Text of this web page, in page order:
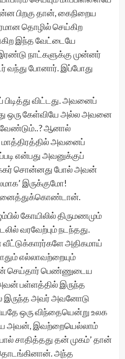
பிறகு தான், கைநிறைய
தொழில் செய்கிற
இந்த வேட்டையே
நாட்களுக்கு முன்னர்
வந்து போனார். இப்போது
விட்டது. அவனைப்
ஒரு கேள்வியே அல்ல அவனை
வேண்டும்..? ஆனால்
மாத்திரத்தில் அவனைப்
என்பது அவனுக்குப்
சொன்னது போல் அவன்
இருக்குமோ!
கோயிலில் திருமணமும்
வரவேற்பும் நடந்தது.
அதிகமாய்
எல்லாவற்றையும்
செய்தார் பெண்ணுடைய
பள்ளத்தில் இருந்த
இருந்த அவர் அவனோடு
ஒரு விந்தையென்று உலக
அவன், இவற்றையெல்லாம்
சாதித்தது தன் முகம்’ தான்
தொடங்கினான். அந்த